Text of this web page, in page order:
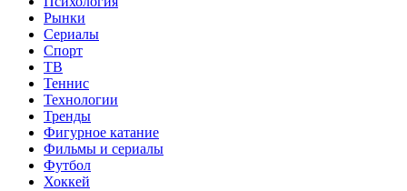
Рынки
Сериалы
Спорт
ТВ
Теннис
Технологии
Тренды
Фигурное катание
Фильмы и сериалы
Футбол
Хоккей